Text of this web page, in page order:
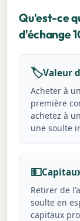
Qu'est-ce
d'échange
🏷️Valeur
Acheter à
première
achetez à
une soulte
💵
Retirer de
soulte en
capitaux